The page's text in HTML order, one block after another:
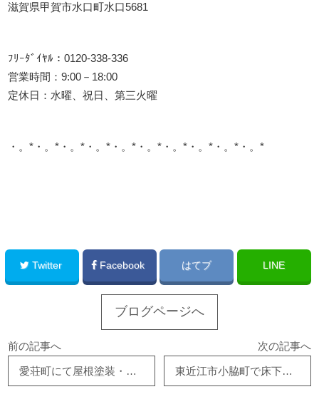
滋賀県甲賀市水口町水口5681
ﾌﾘｰﾀﾞｲﾔﾙ：0120-338-336
営業時間：9:00－18:00
定休日：水曜、祝日、第三火曜
・。*・。*・。*・。*・。*・。*・。*・。*・。*・。*
Twitter Facebook はてブ LINE
ブログページへ
前の記事へ
愛荘町にて屋根塗装・雨樋交換工事のご契約をいただきました！
次の記事へ
東近江市小脇町で床下断熱工事、彦根市南河瀬町で二階全面内装リフォーム契約頂きました！